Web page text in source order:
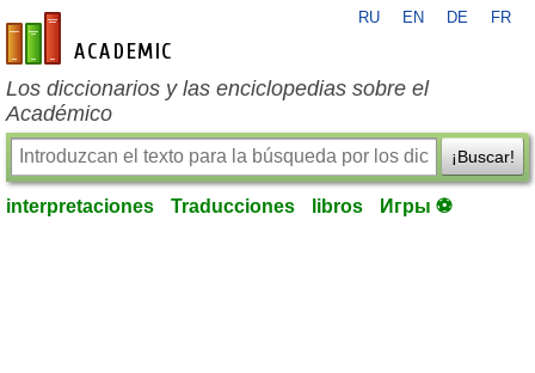
es-academic.com
RU EN DE FR
Los diccionarios y las enciclopedias sobre el
Académico
¡Buscar!
interpretaciones Traducciones libros Игры ⚽